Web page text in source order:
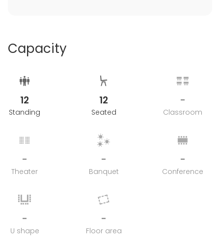
Capacity
12
Standing
12
Seated
-
Classroom
-
Theater
-
Banquet
-
Conference
-
U shape
-
Floor area